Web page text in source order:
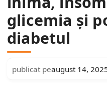
glicemia și
diabetul
publicat peaugust 14,